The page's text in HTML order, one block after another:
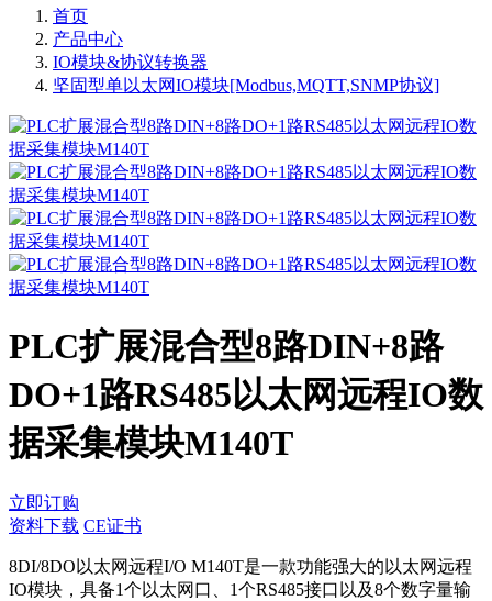
首页
产品中心
IO模块&协议转换器
坚固型单以太网IO模块[Modbus,MQTT,SNMP协议]
PLC扩展混合型8路DIN+8路
DO+1路RS485以太网远程IO数
据采集模块M140T
立即订购
资料下载 CE证书
8DI/8DO以太网远程I/O M140T是一款功能强大的以太网远程
IO模块，具备1个以太网口、1个RS485接口以及8个数字量输